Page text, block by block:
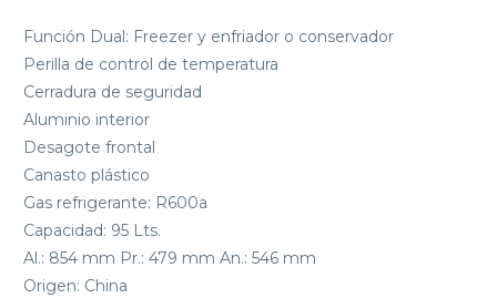
Función Dual: Freezer y enfriador o conservador
Perilla de control de temperatura
Cerradura de seguridad
Aluminio interior
Desagote frontal
Canasto plástico
Gas refrigerante: R600a
Capacidad: 95 Lts.
Al.: 854 mm Pr.: 479 mm An.: 546 mm
Origen: China